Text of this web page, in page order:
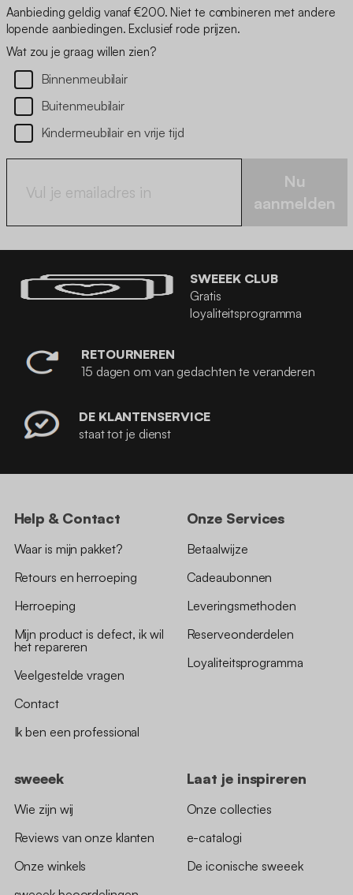
Aanbieding geldig vanaf €200. Niet te combineren met andere
lopende aanbiedingen. Exclusief rode prijzen.
Wat zou je graag willen zien?
Binnenmeubilair
Buitenmeubilair
Kindermeubilair en vrije tijd
Nu
aanmelden
SWEEEK CLUB
Gratis
loyaliteitsprogramma
RETOURNEREN
15 dagen om van gedachten te veranderen
DE KLANTENSERVICE
staat tot je dienst
Help & Contact
Waar is mijn pakket?
Retours en herroeping
Herroeping
Mijn product is defect, ik wil
het repareren
Veelgestelde vragen
Contact
Ik ben een professional
Onze Services
Betaalwijze
Cadeaubonnen
Leveringsmethoden
Reserveonderdelen
Loyaliteitsprogramma
sweeek
Wie zijn wij
Reviews van onze klanten
Onze winkels
Laat je inspireren
Onze collecties
e-catalogi
De iconische sweeek